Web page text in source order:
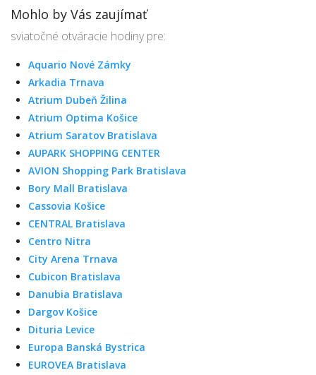
Mohlo by Vás zaujímať
sviatočné otváracie hodiny pre:
Aquario Nové Zámky
Arkadia Trnava
Atrium Dubeň Žilina
Atrium Optima Košice
Atrium Saratov Bratislava
AUPARK SHOPPING CENTER
AVION Shopping Park Bratislava
Bory Mall Bratislava
Cassovia Košice
CENTRAL Bratislava
Centro Nitra
City Arena Trnava
Cubicon Bratislava
Danubia Bratislava
Dargov Košice
Dituria Levice
Europa Banská Bystrica
EUROVEA Bratislava